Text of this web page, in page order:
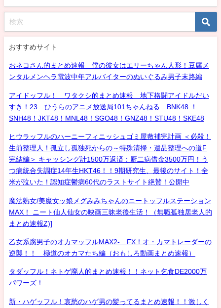
おすすめサイト
おネコさん的まとめ速報 僕の彼女はエリーちゃん人形！豆腐メ
ンタルメンヘラ電波中年アルバイターのぬいぐるみ男子末路編
アイドッフル！ ワタクシ的まとめ速報 地下格闘アイドルだい
すき！23 ひうらのアニメ放送局101ちゃんねる BNK48 ！
SNH48！JKT48！MNL48！SGO48！GNZ48！STU48！SKE48
ヒウラッフルのハーニーフィニッシュゴミ屋敷補完計画 ＜必殺！
生前整理人！孤立し孤独死からの～特殊清掃・遺品整理への道F
完結編＞ キャッシング計1500万返済：厨二病借金3500万円！う
つ病統合失調症14年生HKT46！！9期研究生、最後のサイト！全
米が泣いた！認知症鬱病60代のラストサイト絶賛！公開中
魔法熟女/美魔女ッ娘メグみみちゃんのニートッフルステーション
MAX！ ニート仙人仙女の映画三昧老後生活！（無職孤独居老人的
まとめ速報Z)]
乙女系腐男子のオカマッフルMAX2- FX！オ・カマトレーダーの
逆襲！！ 極道のオカマたち編（おもしろ動画まとめ速報）
タダッフル！ネトゲ廃人的まとめ速報！！ネット乞食DE2000万
パワーズ！
新・ハゲッフル！哀愁のハゲ男の髪ってるまとめ速報！！激しく